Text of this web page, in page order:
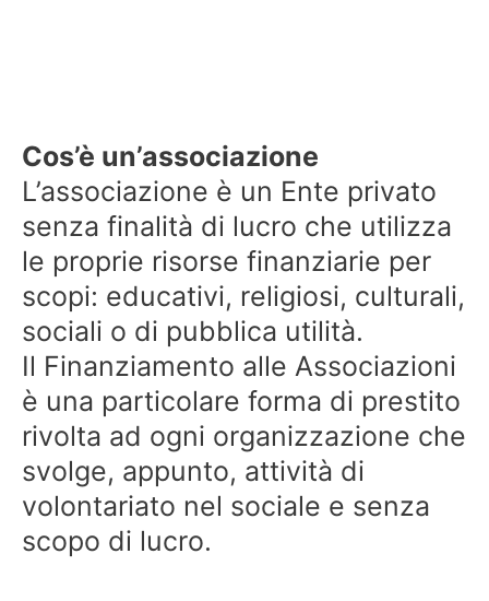
Cos’è un’associazione
L’associazione è un Ente privato
senza finalità di lucro che utilizza
le proprie risorse finanziarie per
scopi: educativi, religiosi, culturali,
sociali o di pubblica utilità.
Il Finanziamento alle Associazioni
è una particolare forma di prestito
rivolta ad ogni organizzazione che
svolge, appunto, attività di
volontariato nel sociale e senza
scopo di lucro.